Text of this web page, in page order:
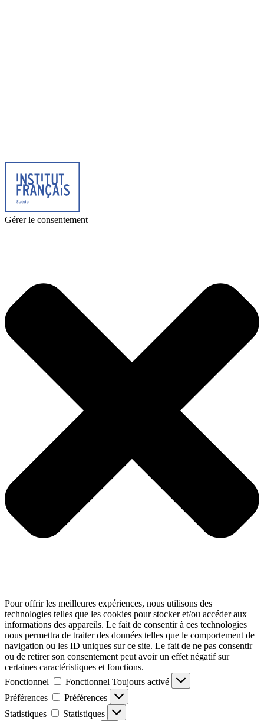
Gérer le consentement
Pour offrir les meilleures expériences, nous utilisons des
technologies telles que les cookies pour stocker et/ou accéder aux
informations des appareils. Le fait de consentir à ces technologies
nous permettra de traiter des données telles que le comportement de
navigation ou les ID uniques sur ce site. Le fait de ne pas consentir
ou de retirer son consentement peut avoir un effet négatif sur
certaines caractéristiques et fonctions.
Fonctionnel
Fonctionnel Toujours activé
Préférences
Préférences
Statistiques
Statistiques